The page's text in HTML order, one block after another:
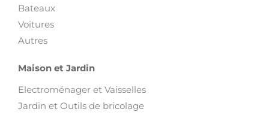
Bateaux
Voitures
Autres
Maison et Jardin
Electroménager et Vaisselles
Jardin et Outils de bricolage